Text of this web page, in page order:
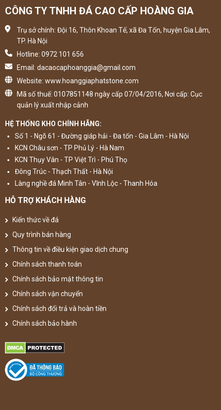
CÔNG TY TNHH ĐÁ CAO CẤP HOÀNG GIA
Trụ sở chính: Đội 16, Thôn Khoan Tế, xã Đa Tốn, huyện Gia Lâm,
TP. Hà Nội
Hotline: 0972 101 656
Email: dacaocaphoanggia@gmail.com
Website: www.hoanggiaphatstone.com
Mã số thuế: 0107851148 ngày cấp 07/04/2016, Nơi cấp: Cục
quản lý xuất nhập cảnh
HỆ THỐNG KHO CHÍNH HÃNG:
Số 1 - Ngõ 61 - Đường giáp hải - Đa tốn - Gia Lâm - Hà Nội
KCN Châu sơn - TP Phủ Lý - Hà Nam
KCN Thụy Vân - TP Việt Trì - Phú Thọ
Đông Trúc - Thạch Thất - Hà Nội
Làng nghề đá Minh Tân - Vĩnh Lộc - Thanh Hóa
HỖ TRỢ KHÁCH HÀNG
Kiến thức về đá
Quy trình bán hàng
Thông tin về điều kiện giao dịch chung
Chính sách thanh toán
Chính sách bảo mật thông tin
Chính sách vận chuyển
Chính sách đổi trả và hoàn tiền
Chính sách bảo hành